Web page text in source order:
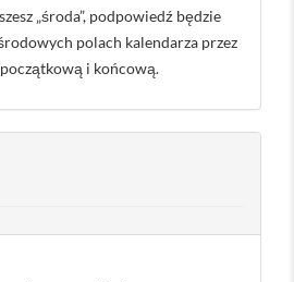
„środa”, podpowiedź będzie
polach kalendarza przez
i końcową.